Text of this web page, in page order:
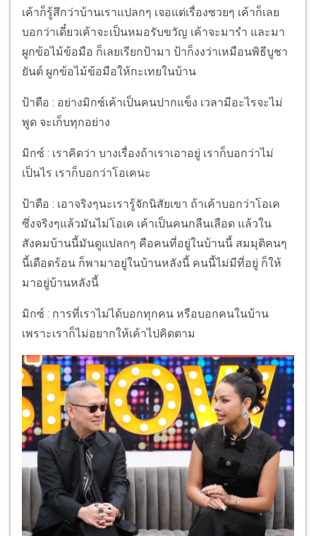
เค้าก็รู้สึกว่าบ้านเราแปลกๆ เจอแต่เรื่องซวยๆ เค้าก็เลย
บอกว่าเดี๋ยวเค้าจะเป็นหมอรับขวัญ เค้าจะมารำ และมา
ผูกข้อไม้ข้อมือ ก็เลยเรียกป้ามา ป้าก็งงว่าเหมือนพิธีบูชา
ยันต์ ผูกข้อไม้ข้อมือให้กะเทยในบ้าน
ป้าตือ : อย่างมิกซ์เค้าเป็นคนปากแข็ง เวลามีอะไรจะไม่
พูด จะเก็บทุกอย่าง
มิกซ์ : เราคิดว่า บางเรื่องถ้าเราเอาอยู่ เราก็บอกว่าไม่
เป็นไร เราก็บอกว่าโอเคนะ
ป้าตือ : เอาจริงๆนะเรารู้จักนิสัยเขา ถ้าเค้าบอกว่าโอเค
ซึ่งจริงๆแล้วมันไม่โอเค เค้าเป็นคนกลืนเลือด แล้วใน
สังคมบ้านนี้มันดูแปลกๆ คือคนที่อยู่ในบ้านนี้ สมมุติคนๆ
นี้เดือดร้อน ก็พามาอยู่ในบ้านหลังนี้ คนนี้ไม่มีที่อยู่ ก็ให้
มาอยู่บ้านหลังนี้
มิกซ์ : การที่เราไม่ได้บอกทุกคน หรือบอกคนในบ้าน
เพราะเราก็ไม่อยากให้เค้าไปคิดตาม